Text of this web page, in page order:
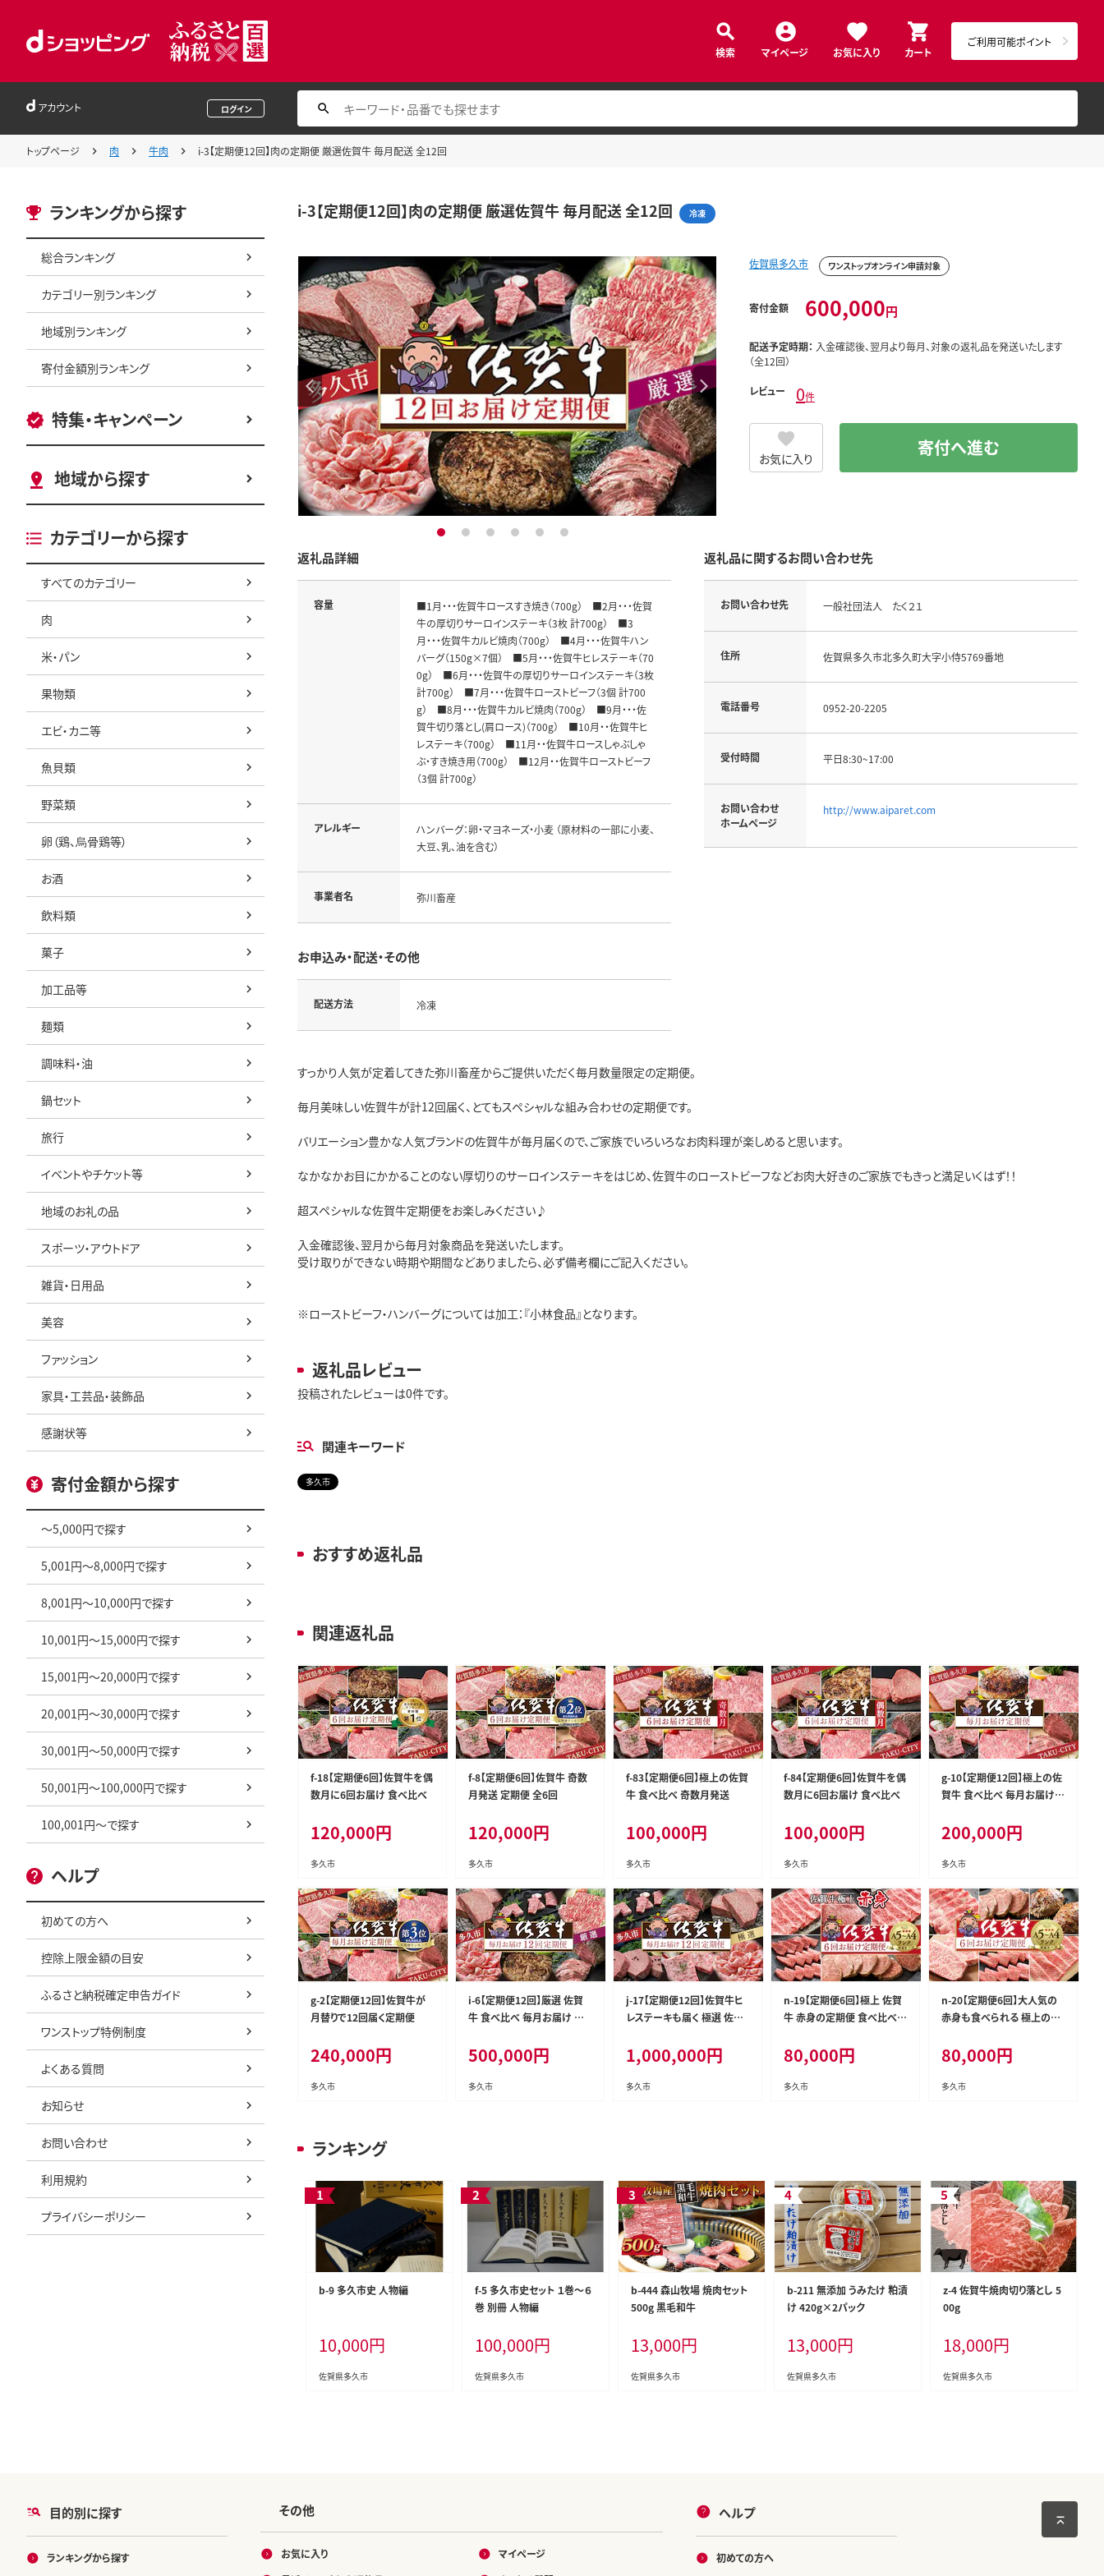
検索 マイページ お気に入り カート
ご利用可能ポイント
アカウント ログイン
トップページ 肉 牛肉 i-3【定期便12回】肉の定期便 厳選佐賀牛 毎月配送 全12回
ランキングから探す
総合ランキング
カテゴリー別ランキング
地域別ランキング
寄付金額別ランキング
特集・キャンペーン
地域から探す
カテゴリーから探す
すべてのカテゴリー
肉
米・パン
果物類
エビ・カニ等
魚貝類
野菜類
卵（鶏、烏骨鶏等）
お酒
飲料類
菓子
加工品等
麺類
調味料・油
鍋セット
旅行
イベントやチケット等
地域のお礼の品
スポーツ・アウトドア
雑貨・日用品
美容
ファッション
家具・工芸品・装飾品
感謝状等
寄付金額から探す
～5,000円で探す
5,001円～8,000円で探す
8,001円～10,000円で探す
10,001円～15,000円で探す
15,001円～20,000円で探す
20,001円～30,000円で探す
30,001円～50,000円で探す
50,001円～100,000円で探す
100,001円～で探す
ヘルプ
初めての方へ
控除上限金額の目安
ふるさと納税確定申告ガイド
ワンストップ特例制度
よくある質問
お知らせ
お問い合わせ
利用規約
プライバシーポリシー
i-3【定期便12回】肉の定期便 厳選佐賀牛 毎月配送 全12回 冷凍
1 2 3 4 5 6
佐賀県多久市 ワンストップオンライン申請対象
寄付金額 600,000円
配送予定時期： 入金確認後、翌月より毎月、対象の返礼品を発送いたします
（全12回）
レビュー 0件
お気に入り 寄付へ進む
返礼品詳細
容量
■1月・・・佐賀牛ロースすき焼き（700g） ■2月・・・佐賀
牛の厚切りサーロインステーキ（3枚 計700g） ■3
月・・・佐賀牛カルビ焼肉（700g） ■4月・・・佐賀牛ハン
バーグ（150g×7個） ■5月・・・佐賀牛ヒレステーキ（70
0g） ■6月・・・佐賀牛の厚切りサーロインステーキ（3枚
計700g） ■7月・・・佐賀牛ローストビーフ（3個 計700
g） ■8月・・・佐賀牛カルビ焼肉（700g） ■9月・・・佐
賀牛切り落とし(肩ロース)（700g） ■10月・・佐賀牛ヒ
レステーキ（700g） ■11月・・佐賀牛ロースしゃぶしゃ
ぶ・すき焼き用（700g） ■12月・・佐賀牛ローストビーフ
（3個 計700g）
アレルギー
ハンバーグ：卵・マヨネーズ・小麦 （原材料の一部に小麦、
大豆、乳、油を含む）
事業者名 弥川畜産
お申込み・配送・その他
配送方法 冷凍
返礼品に関するお問い合わせ先
お問い合わせ先 一般社団法人 たく２１
住所 佐賀県多久市北多久町大字小侍5769番地
電話番号 0952-20-2205
受付時間 平日8:30~17:00
お問い合わせ
ホームページ
http://www.aiparet.com
すっかり人気が定着してきた弥川畜産からご提供いただく毎月数量限定の定期便。
毎月美味しい佐賀牛が計12回届く、とてもスペシャルな組み合わせの定期便です。
バリエーション豊かな人気ブランドの佐賀牛が毎月届くので、ご家族でいろいろなお肉料理が楽しめると思います。
なかなかお目にかかることのない厚切りのサーロインステーキをはじめ、佐賀牛のローストビーフなどお肉大好きのご家族でもきっと満足いくはず！！
超スペシャルな佐賀牛定期便をお楽しみください♪
入金確認後、翌月から毎月対象商品を発送いたします。
受け取りができない時期や期間などありましたら、必ず備考欄にご記入ください。
※ローストビーフ・ハンバーグについては加工：『小林食品』となります。
返礼品レビュー
投稿されたレビューは0件です。
関連キーワード
多久市
おすすめ返礼品
関連返礼品
f-18【定期便6回】佐賀牛を偶
数月に6回お届け 食べ比べ
120,000円
多久市
f-8【定期便6回】佐賀牛 奇数
月発送 定期便 全6回
120,000円
多久市
f-83【定期便6回】極上の佐賀
牛 食べ比べ 奇数月発送
100,000円
多久市
f-84【定期便6回】佐賀牛を偶
数月に6回お届け 食べ比べ
100,000円
多久市
g-10【定期便12回】極上の佐
賀牛 食べ比べ 毎月お届け
定期便
200,000円
多久市
g-2【定期便12回】佐賀牛が
月替りで12回届く定期便
240,000円
多久市
i-6【定期便12回】厳選 佐賀
牛 食べ比べ 毎月お届け 月
500,000円
多久市
j-17【定期便12回】佐賀牛ヒ
レステーキも届く 極選 佐賀
回
1,000,000円
多久市
n-19【定期便6回】極上 佐賀
牛 赤身の定期便 食べ比べ
80,000円
多久市
n-20【定期便6回】大人気の
赤身も食べられる 極上の佐
80,000円
多久市
ランキング
b-9 多久市史 人物編
10,000円
佐賀県多久市
f-5 多久市史セット １巻～６
巻 別冊 人物編
100,000円
佐賀県多久市
b-444 森山牧場 焼肉セット
500g 黒毛和牛
13,000円
佐賀県多久市
b-211 無添加 うみたけ 粕漬
け 420g×2パック
13,000円
佐賀県多久市
z-4 佐賀牛焼肉切り落とし 5
00g
18,000円
佐賀県多久市
目的別に探す
ランキングから探す
その他
お気に入り
マイページ
ヘルプ
初めての方へ